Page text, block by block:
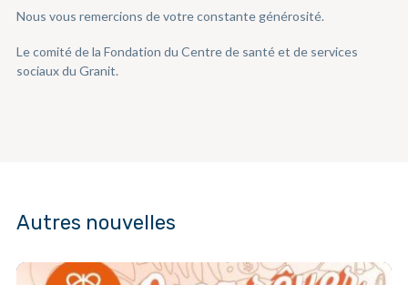
Nous vous remercions de votre constante générosité.
Le comité de la Fondation du Centre de santé et de services
sociaux du Granit.
Autres nouvelles